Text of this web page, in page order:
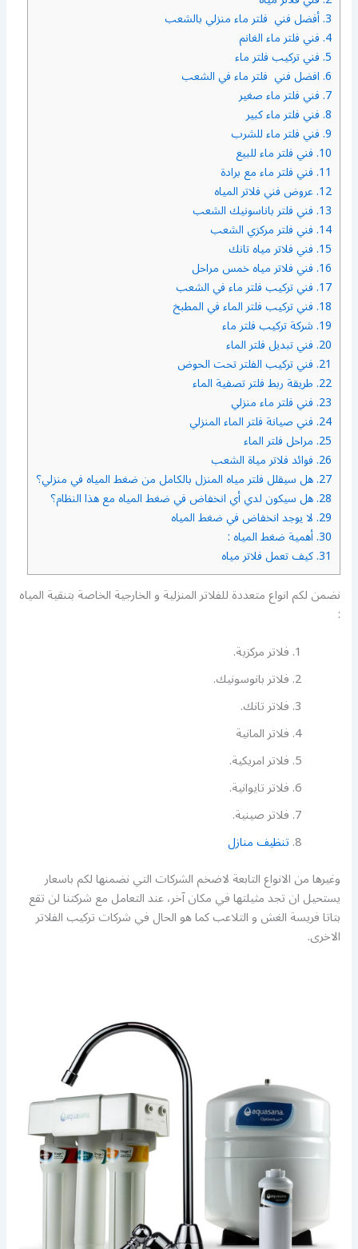
3. أفضل فني فلتر ماء منزلي بالشعب
4. فني فلتر ماء الغانم
5. فني تركيب فلتر ماء
6. افضل فني فلتر ماء في الشعب
7. فني فلتر ماء صغير
8. فني فلتر ماء كبير
9. فني فلتر ماء للشرب
10. فني فلتر ماء للبيع
11. فني فلتر ماء مع برادة
12. عروض فني فلاتر المياه
13. فني فلتر باناسونيك الشعب
14. فني فلتر مركزي الشعب
15. فني فلاتر مياه تانك
16. فني فلاتر مياه خمس مراحل
17. فني تركيب فلتر ماء في الشعب
18. فني تركيب فلتر الماء في المطبخ
19. شركة تركيب فلتر ماء
20. فني تبديل فلتر الماء
21. فني تركيب الفلتر تحت الحوض
22. طريقة ربط فلتر تصفية الماء
23. فني فلتر ماء منزلي
24. فني صيانة فلتر الماء المنزلي
25. مراحل فلتر الماء
26. فوائد فلاتر مياة الشعب
27. هل سيقلل فلتر مياه المنزل بالكامل من ضغط المياه في منزلي؟
28. هل سيكون لدي أي انخفاض في ضغط المياه مع هذا النظام؟
29. لا يوجد انخفاض في ضغط المياه
30. أهمية ضغط المياه :
31. كيف تعمل فلاتر مياه
نضمن لكم انواع متعددة للفلاتر المنزلية و الخارجية الخاصة بتنقية المياه
:
فلاتر مركزية.
فلاتر بانوسونيك.
فلاتر تانك.
فلاتر المانية
فلاتر امريكية.
فلاتر تايوانية.
فلاتر صينية.
تنظيف منازل
وغيرها من الانواع التابعة لاضخم الشركات التي نضمنها لكم باسعار
يستحيل ان تجد مثيلتها في مكان آخر، عند التعامل مع شركتنا لن تقع
بتاتا فريسة الغش و التلاعب كما هو الحال في شركات تركيب الفلاتر
الاخرى.